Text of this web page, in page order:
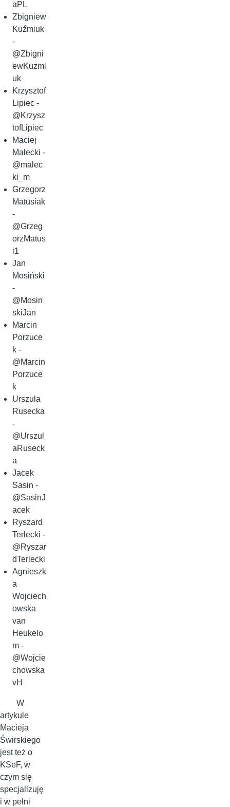
aPL
Zbigniew
Kuźmiuk
-
@Zbigni
ewKuzmi
uk
Krzysztof
Lipiec -
@Krzysz
tofLipiec
Maciej
Małecki -
@malec
ki_m
Grzegorz
Matusiak
-
@Grzeg
orzMatus
i1
Jan
Mosiński
-
@Mosin
skiJan
Marcin
Porzuce
k -
@Marcin
Porzuce
k
Urszula
Rusecka
-
@Urszul
aRuseck
a
Jacek
Sasin -
@SasinJ
acek
Ryszard
Terlecki -
@Ryszar
dTerlecki
Agnieszk
a
Wojciech
owska
van
Heukelo
m -
@Wojcie
chowska
vH
W
artykule
Macieja
Świrskiego
jest też o
KSeF, w
czym się
specjalizuję
i w pełni